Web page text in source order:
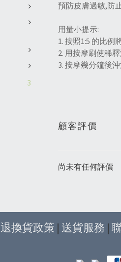
3
預防皮膚過敏,防
用量小提示:
1. 按照1:5 的比例
2. 用按摩刷使稀
3. 按摩幾分鐘後
顧客評價
尚未有任何評價
退換貨政策 | 送貨服務 |